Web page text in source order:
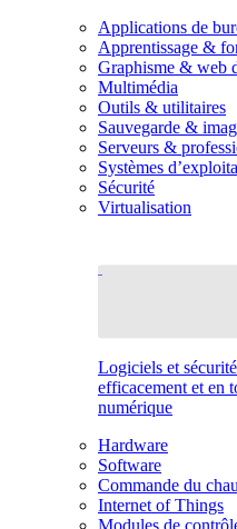
Applications de
Apprentissage &
Graphisme & web
Multimédia
Outils & utilitaires
Sauvegarde &
Serveurs &
Systèmes
Sécurité
Virtualisation
Logiciels et
efficacement et en
numérique
Hardware
Software
Commande du
Internet of Things
Modules de